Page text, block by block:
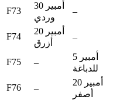
F73
30 أمبير
وردي
–
F74
20 أمبير
أزرق
–
F75 –
5 أمبير
للدباغة
F76 –
20 أمبير
أصفر